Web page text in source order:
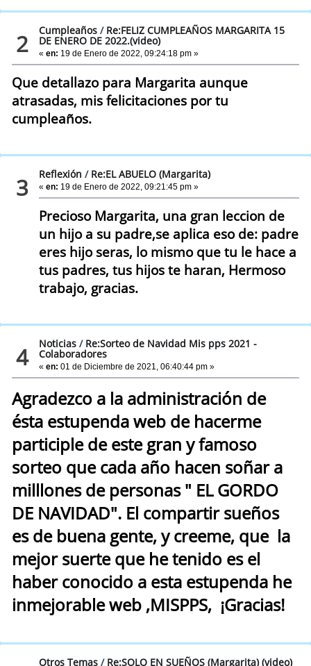
2 Cumpleaños / Re:FELIZ CUMPLEAÑOS MARGARITA 15
DE ENERO DE 2022.(video)
«en: 19 de Enero de 2022, 09:24:18 pm »
Que detallazo para Margarita aunque
atrasadas, mis felicitaciones por tu
cumpleaños.
3 Reflexión / Re:EL ABUELO (Margarita)
«en: 19 de Enero de 2022, 09:21:45 pm »
Precioso Margarita, una gran leccion de
un hijo a su padre,se aplica eso de: padre
eres hijo seras, lo mismo que tu le hace a
tus padres, tus hijos te haran, Hermoso
trabajo, gracias.
4 Noticias / Re:Sorteo de Navidad Mis pps 2021 -
Colaboradores
«en: 01 de Diciembre de 2021, 06:40:44 pm »
Agradezco a la administración de
ésta estupenda web de hacerme
participle de este gran y famoso
sorteo que cada año hacen soñar a
milllones de personas " EL GORDO
DE NAVIDAD". El compartir sueños
es de buena gente, y creeme, que la
mejor suerte que he tenido es el
haber conocido a esta estupenda he
inmejorable web ,MISPPS, ¡Gracias!
Otros Temas / Re:SOLO EN SUEÑOS (Margarita) (video)